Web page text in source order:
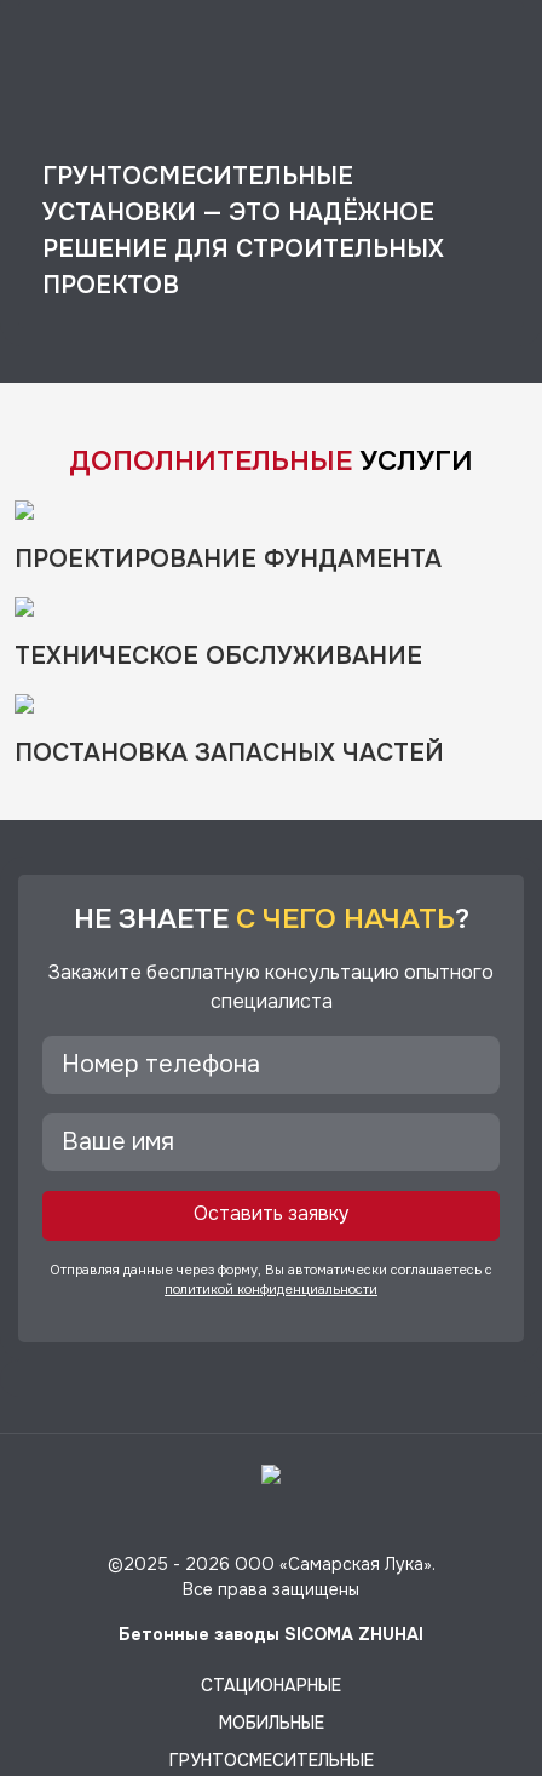
ГРУНТОСМЕСИТЕЛЬНЫЕ
УСТАНОВКИ — ЭТО НАДЁЖНОЕ
РЕШЕНИЕ ДЛЯ СТРОИТЕЛЬНЫХ
ПРОЕКТОВ
ДОПОЛНИТЕЛЬНЫЕ УСЛУГИ
ПРОЕКТИРОВАНИЕ ФУНДАМЕНТА
ТЕХНИЧЕСКОЕ ОБСЛУЖИВАНИЕ
ПОСТАНОВКА ЗАПАСНЫХ ЧАСТЕЙ
НЕ ЗНАЕТЕ С ЧЕГО НАЧАТЬ?
Закажите бесплатную консультацию опытного
специалиста
Оставить заявку
Отправляя данные через форму, Вы автоматически соглашаетесь с
политикой конфиденциальности
©2025 - 2026 ООО «Самарская Лука».
Все права защищены
Бетонные заводы SICOMA ZHUHAI
СТАЦИОНАРНЫЕ
МОБИЛЬНЫЕ
ГРУНТОСМЕСИТЕЛЬНЫЕ